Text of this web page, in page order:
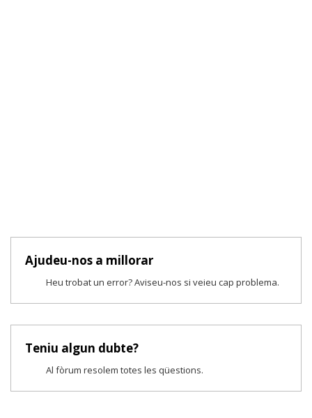
Ajudeu-nos a millorar
Heu trobat un error? Aviseu-nos si veieu cap problema.
Teniu algun dubte?
Al fòrum resolem totes les qüestions.